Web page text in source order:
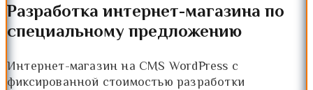
Разработка интернет-магазина по
специальному предложению
Интернет-магазин на CMS WordPress с
фиксированной стоимостью разработки